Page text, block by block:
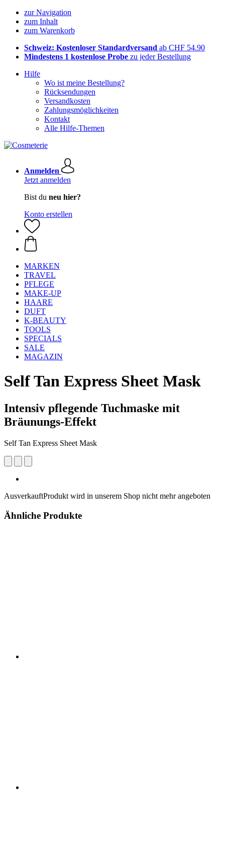
zur Navigation
zum Inhalt
zum Warenkorb
Schweiz: Kostenloser Standardversand ab CHF 54.90
Mindestens 1 kostenlose Probe zu jeder Bestellung
Hilfe
Wo ist meine Bestellung?
Rücksendungen
Versandkosten
Zahlungsmöglichkeiten
Kontakt
Alle Hilfe-Themen
Anmelden
Jetzt anmelden
Bist du neu hier?
Konto erstellen
MARKEN
TRAVEL
PFLEGE
MAKE-UP
HAARE
DUFT
K-BEAUTY
TOOLS
SPECIALS
SALE
MAGAZIN
Self Tan Express Sheet Mask
Intensiv pflegende Tuchmaske mit
Bräunungs-Effekt
Self Tan Express Sheet Mask
AusverkauftProdukt wird in unserem Shop nicht mehr angeboten
Ähnliche Produkte